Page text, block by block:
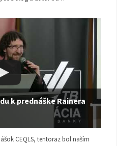
k prednáške Rainera
CEQLS, tentoraz bol naším